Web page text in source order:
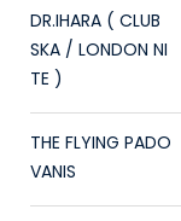
DR.IHARA ( CLUB
SKA / LONDON NI
TE )
THE FLYING PADO
VANIS